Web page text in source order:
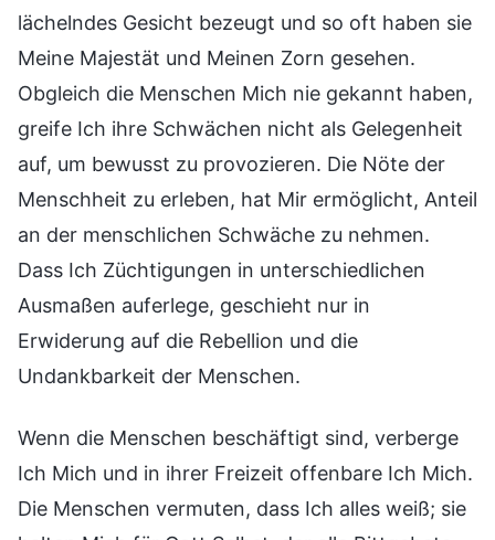
lächelndes Gesicht bezeugt und so oft haben sie
Meine Majestät und Meinen Zorn gesehen.
Obgleich die Menschen Mich nie gekannt haben,
greife Ich ihre Schwächen nicht als Gelegenheit
auf, um bewusst zu provozieren. Die Nöte der
Menschheit zu erleben, hat Mir ermöglicht, Anteil
an der menschlichen Schwäche zu nehmen.
Dass Ich Züchtigungen in unterschiedlichen
Ausmaßen auferlege, geschieht nur in
Erwiderung auf die Rebellion und die
Undankbarkeit der Menschen.
Wenn die Menschen beschäftigt sind, verberge
Ich Mich und in ihrer Freizeit offenbare Ich Mich.
Die Menschen vermuten, dass Ich alles weiß; sie